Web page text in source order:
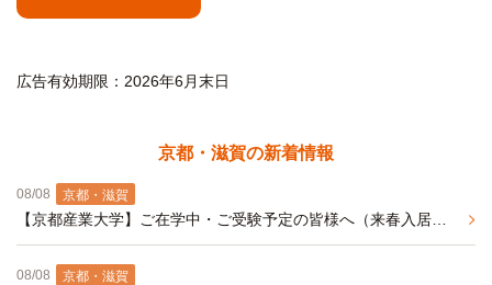
広告有効期限：2026年6月末日
京都・滋賀の新着情報
08/08 京都・滋賀
08/08 京都・滋賀